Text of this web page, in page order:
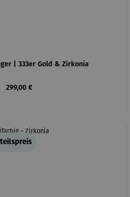
| 333er Gold & Zirkonia
Regulärer Preis:
299,00 €